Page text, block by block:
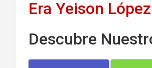
Era Yeison
Descubre